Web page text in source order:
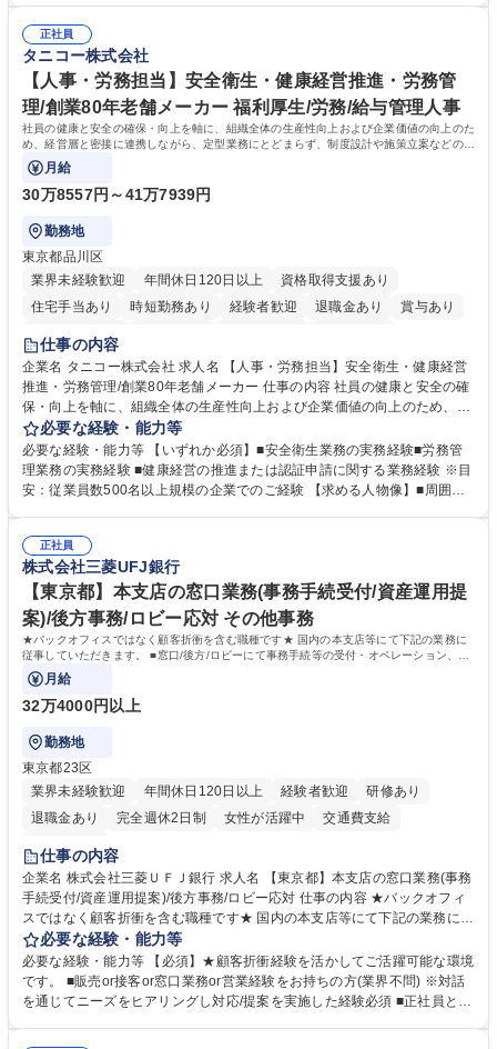
ルプロデュースしているため、商品に関わる全ての業務をサポート頂きま
す。 募集職種 東京都中央区【営業事務・貿易事務】食品商社/残業少なめ/
リモート等相談可
の強み】1991年の設立以来、外食産業を中心としたお客様の多様なニー
ズに沿った冷凍水産物等の生産・輸入・販売を一貫して手掛けています。
自社工場と海外拠点の強固な連携によるワンストップサービスが最大の強
みです。 学歴・資格 学歴：大学院 大学 語学力：英語 資格：
正社員
タニコー株式会社
【人事・労務担当】安全衛生・健康経営推進・労務管
理/創業80年老舗メーカー 福利厚生/労務/給与管理人事
社員の健康と安全の確保・向上を軸に、組織全体の生産性向上および企業価値の向上のた
め、経営層と密接に連携しながら、定型業務にとどまらず、制度設計や施策立案などの上
流工程から関与していただきます。
月給
30万8557円～41万7939円
勤務地
東京都品川区
業界未経験歓迎
年間休日120日以上
資格取得支援あり
住宅手当あり
時短勤務あり 経験者歓迎 退職金あり
賞与あり
完全週休2日制
寮・社宅あり
仕事の内容
企業名 タニコー株式会社 求人名 【人事・労務担当】安全衛生・健康経営
推進・労務管理/創業80年老舗メーカー 仕事の内容 社員の健康と安全の確
保・向上を軸に、組織全体の生産性向上および企業価値の向上のため、経
営層と密接に連携しながら、定型業務にとどまらず、制度設計や施策立案
などの上流工程から関与していただきます。 【主な業務内容】■安全衛生
業務（ストレスチェック、健康診断の運用、産業医との連携 など）■健康
経営認証取得に向けた企画・推進■労務管理（労働時間の分析、労働環境
を底上げすべく、ともにご活躍いただける方の増員募集となります。 募集
職種 【人事・労務担当】安全衛生・健康経営推進・労務管理/創業80年老
舗メーカー
必要な経験・能力等
必要な経験・能力等 【いずれか必須】■安全衛生業務の実務経験■労務管
理業務の実務経験 ■健康経営の推進または認証申請に関する業務経験 ※目
安：従業員数500名以上規模の企業でのご経験 【求める人物像】■周囲
部門と連携しながら業務を推進できる方■Excelや労務管理システムの実務
使用経験をお持ちの方 学歴・資格 学歴：大学院 大学 高専 短大 専修学校
高校 語学力： 資格：
正社員
株式会社三菱UFJ銀行
【東京都】本支店の窓口業務(事務手続受付/資産運用提
案)/後方事務/ロビー応対 その他事務
★バックオフィスではなく顧客折衝を含む職種です★ 国内の本支店等にて下記の業務に
従事していただきます。 ■窓口/後方/ロビーにて事務手続等の受付・オペレーション、お
客様対応
月給
32万4000円以上
勤務地
東京都23区
業界未経験歓迎
年間休日120日以上 経験者歓迎
研修あり
退職金あり
完全週休2日制 女性が活躍中
交通費支給
土日祝休み
仕事の内容
企業名 株式会社三菱ＵＦＪ銀行 求人名 【東京都】本支店の窓口業務(事務
手続受付/資産運用提案)/後方事務/ロビー応対 仕事の内容 ★バックオフィ
スではなく顧客折衝を含む職種です★ 国内の本支店等にて下記の業務に従
事していただきます。 ■窓口/後方/ロビーにて事務手続等の受付・オペレ
ーション、お客様対応 ■窓口にて、ご来店された個人のお客様に対して金
融商品のご提案 ■効率的な事務運用の検討・構築等 ≪業務紹介：ご応募前
に必ずご覧ください≫ ※記事 https://www.mysite.bk.mufg.jp/career/circle/
必要な経験・能力等
必要な経験・能力等 【必須】★顧客折衝経験を活かしてご活躍可能な環境
です。 ■販売or接客or窓口業務or営業経験をお持ちの方(業界不問) ※対話
を通じてニーズをヒアリングし対応/提案を実施した経験必須 ■正社員とし